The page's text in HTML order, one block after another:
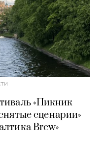
«Пикник
сценарии»
Brew»